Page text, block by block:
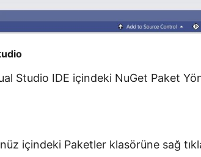
Studio IDE içindeki NuGet Paket
içindeki Paketler klasörüne sağ